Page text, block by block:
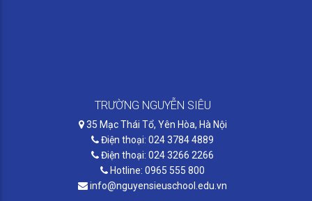
TRƯỜNG NGUYỄN SIÊU
35 Mạc Thái Tổ, Yên Hòa, Hà Nội
Điện thoại: 024 3784 4889
Điện thoại: 024 3266 2266
Hotline: 0965 555 800
info@nguyensieuschool.edu.vn